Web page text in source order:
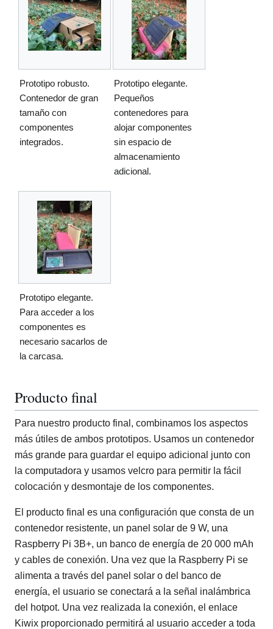
Prototipo robusto.
Contenedor de gran
tamaño con
componentes
integrados.
Prototipo elegante.
Pequeños
contenedores para
alojar componentes
sin espacio de
almacenamiento
adicional.
Prototipo elegante.
Para acceder a los
componentes es
necesario sacarlos de
la carcasa.
Producto final
Para nuestro producto final, combinamos los aspectos
más útiles de ambos prototipos. Usamos un contenedor
más grande para guardar el equipo adicional junto con
la computadora y usamos velcro para permitir la fácil
colocación y desmontaje de los componentes.
El producto final es una configuración que consta de un
contenedor resistente, un panel solar de 9 W, una
Raspberry Pi 3B+, un banco de energía de 20 000 mAh
y cables de conexión. Una vez que la Raspberry Pi se
alimenta a través del panel solar o del banco de
energía, el usuario se conectará a la señal inalámbrica
del hotpot. Una vez realizada la conexión, el enlace
Kiwix proporcionado permitirá al usuario acceder a toda